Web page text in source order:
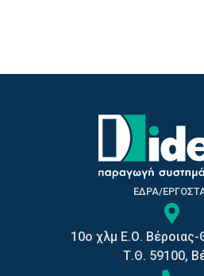
ΕΔΡΑ/
10o χλμ Ε.Ο. Βέροιας-
Τ.Θ. 59100,